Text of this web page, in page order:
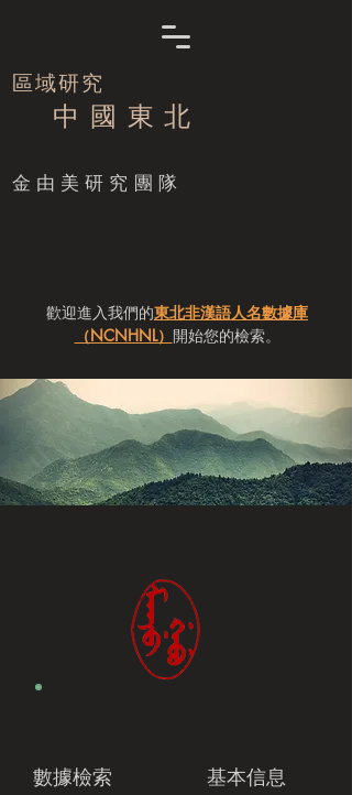
區域研究
中 國 東 北
​金由美研究團隊
歡迎進入我們的東北非漢語人名數據庫
（NCNHNL） 開始您的檢索。
數據檢索 基本信息